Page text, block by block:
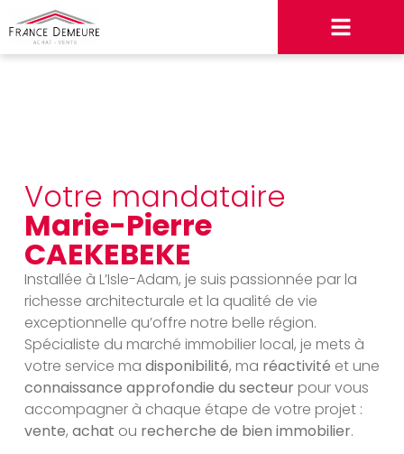
Votre mandataire
Marie-Pierre
CAEKEBEKE
Installée à L’Isle-Adam, je suis passionnée par la
richesse architecturale et la qualité de vie
exceptionnelle qu’offre notre belle région.
Spécialiste du marché immobilier local, je mets à
votre service ma disponibilité, ma réactivité et une
connaissance approfondie du secteurpour vous
accompagner à chaque étape de votre projet :
vente, achat ou recherche de bien immobilier.